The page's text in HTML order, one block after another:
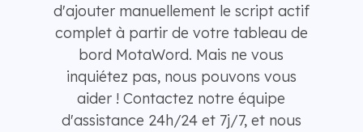
d'ajouter manuellement le script actif
complet à partir de votre tableau de
bord MotaWord. Mais ne vous
inquiétez pas, nous pouvons vous
aider ! Contactez notre équipe
d'assistance 24h/24 et 7j/7, et nous